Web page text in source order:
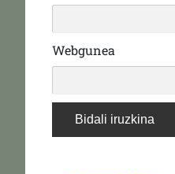
Webgunea